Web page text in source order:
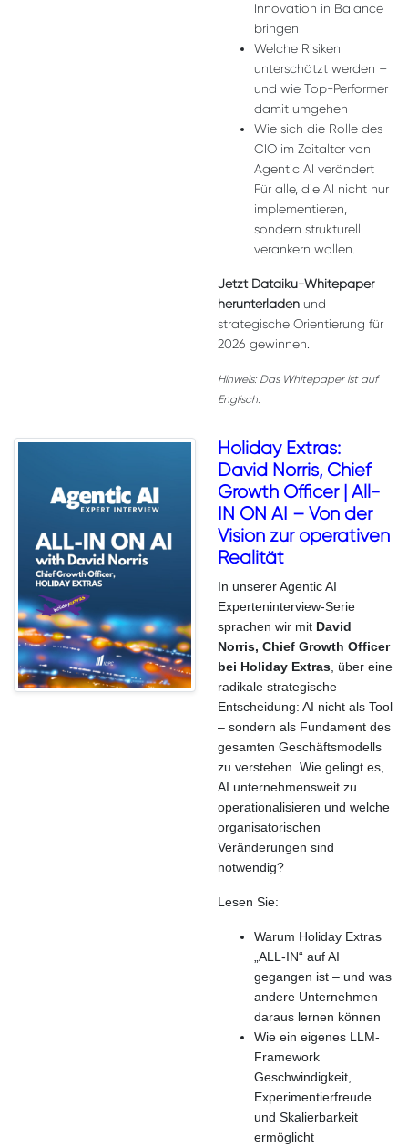
Innovation in Balance
bringen
Welche Risiken
unterschätzt werden –
und wie Top-Performer
damit umgehen
Wie sich die Rolle des
CIO im Zeitalter von
Agentic AI verändert
Für alle, die AI nicht nur
implementieren,
sondern strukturell
verankern wollen.
Jetzt Dataiku-Whitepaper
herunterladen und
strategische Orientierung für
2026 gewinnen.
Hinweis: Das Whitepaper ist auf
Englisch.
Holiday Extras:
David Norris, Chief
Growth Officer | All-
IN ON AI – Von der
Vision zur operativen
Realität
In unserer Agentic AI
Experteninterview-Serie
sprachen wir mit David
Norris, Chief Growth Officer
bei Holiday Extras , über eine
radikale strategische
Entscheidung: AI nicht als Tool
– sondern als Fundament des
gesamten Geschäftsmodells
zu verstehen. Wie gelingt es,
AI unternehmensweit zu
operationalisieren und welche
organisatorischen
Veränderungen sind
notwendig?
Lesen Sie:
Warum Holiday Extras
„ALL-IN“ auf AI
gegangen ist – und was
andere Unternehmen
daraus lernen können
Wie ein eigenes LLM-
Framework
Geschwindigkeit,
Experimentierfreude
und Skalierbarkeit
ermöglicht